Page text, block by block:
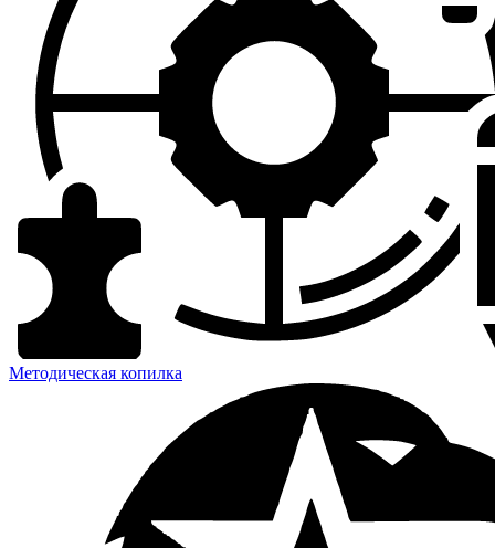
Методическая копилка